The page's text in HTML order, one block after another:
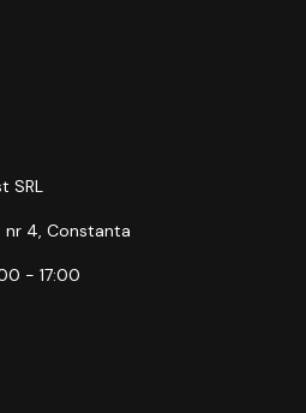
SRL
nr 4, Constanta
- 17:00